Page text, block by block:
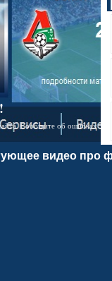
Сообщите об ошибках
видео про